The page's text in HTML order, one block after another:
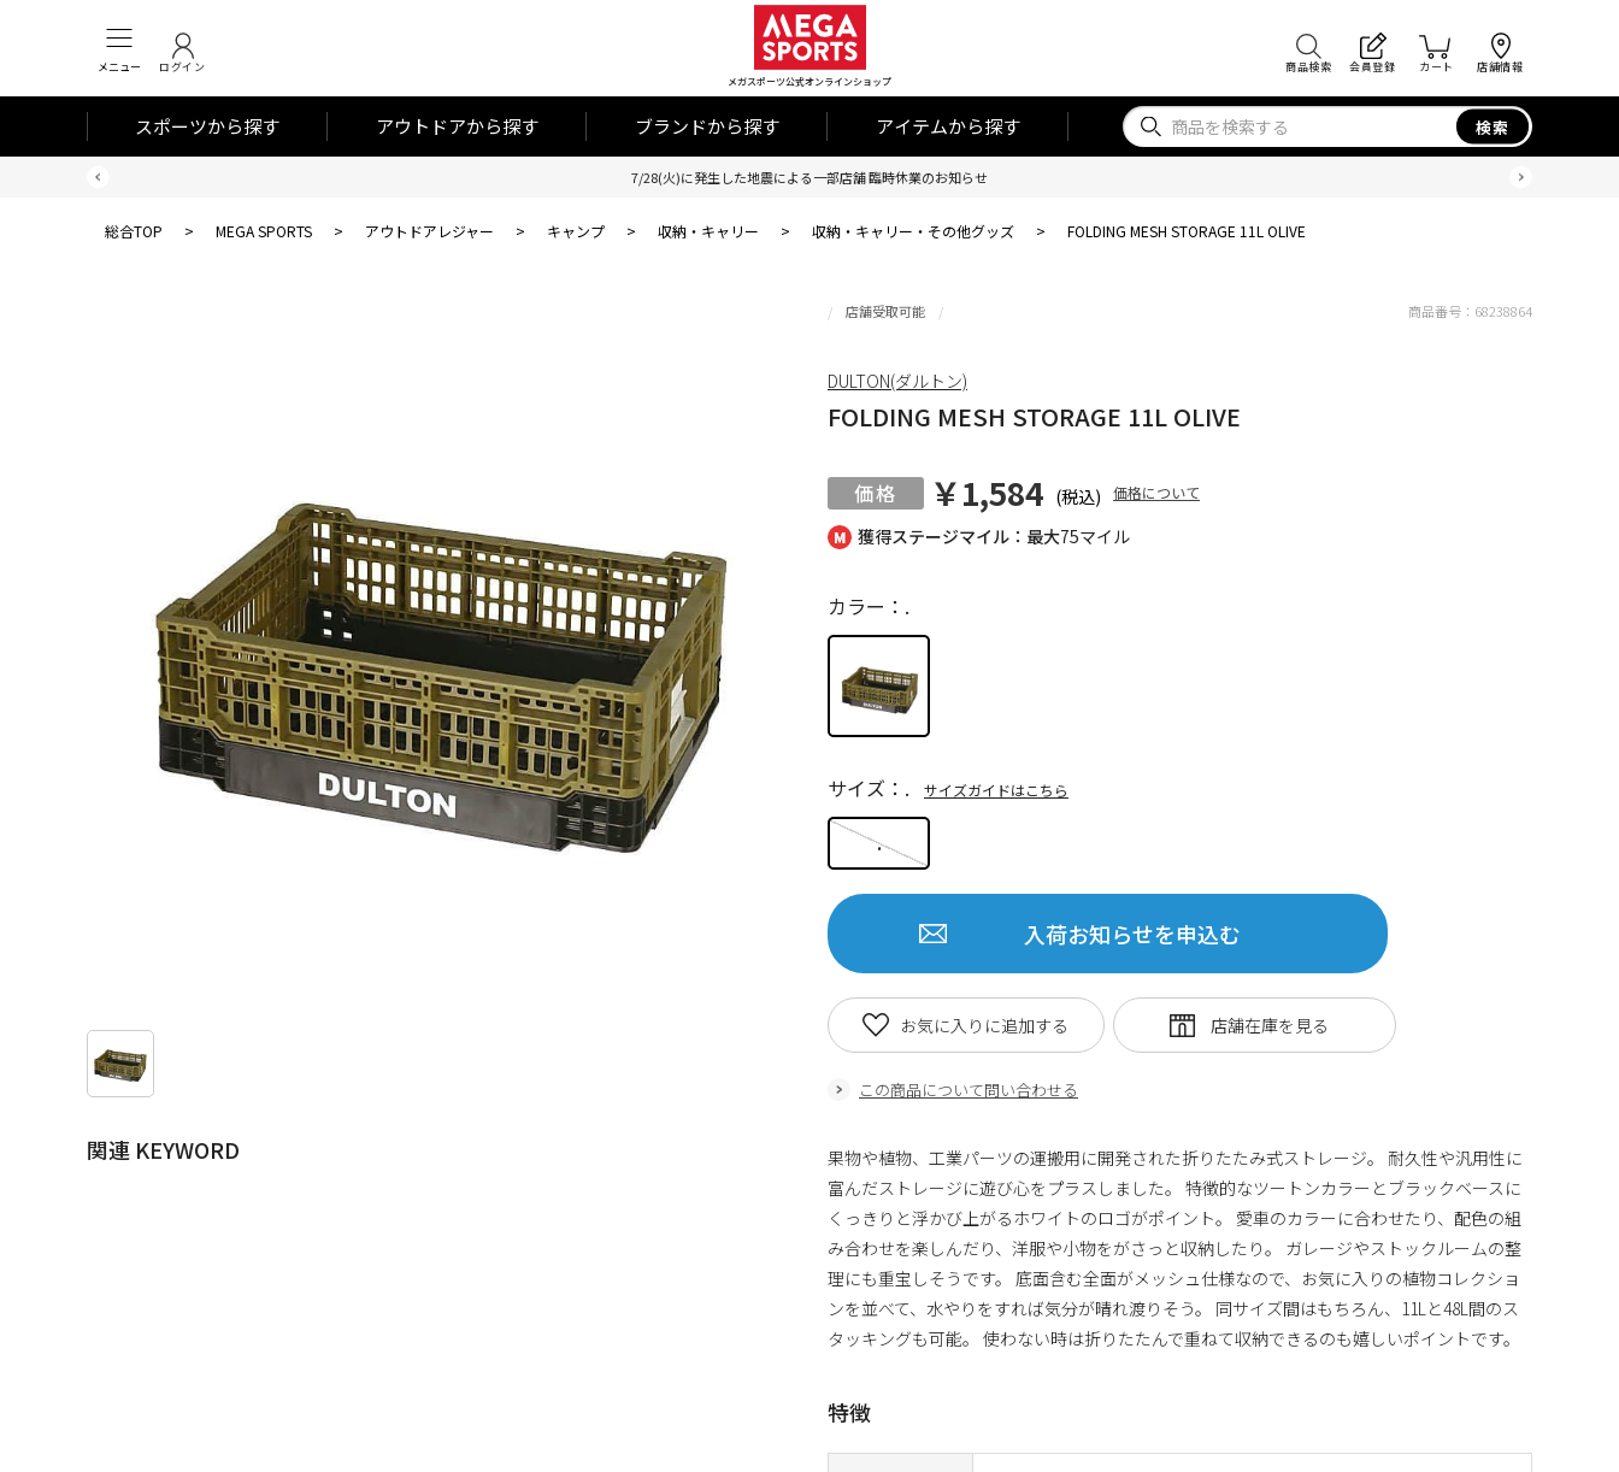
メニュー ログイン
メガスポーツ公式オンラインショップ
商品検索 会員登録 カート 店舗情報
スポーツから探す アウトドアから探す ブランドから探す アイテムから探す 検索
7/28(火)に発生した地震による一部店舗 臨時休業のお知らせ
総合TOP > MEGA SPORTS > アウトドアレジャー > キャンプ > 収納・キャリー > 収納・キャリー・その他グッズ > FOLDING MESH STORAGE 11L OLIVE
関連 KEYWORD
獲得ステージマイル：最大75マイル
店舗受取可能
FOLDING MESH STORAGE 11L OLIVE
￥1,584 (税込) 価格について
カラー：.
.
サイズ：. サイズガイドはこちら
入荷お知らせを申込む
この商品について問い合わせる
お気に入りに追加する
商品番号： 68238864
DULTON(ダルトン)
果物や植物、工業パーツの運搬用に開発された折りたたみ式ストレージ。 耐久性や汎用性に
富んだストレージに遊び心をプラスしました。 特徴的なツートンカラーとブラックベースに
くっきりと浮かび上がるホワイトのロゴがポイント。 愛車のカラーに合わせたり、配色の組
み合わせを楽しんだり、洋服や小物をがさっと収納したり。 ガレージやストックルームの整
理にも重宝しそうです。 底面含む全面がメッシュ仕様なので、お気に入りの植物コレクショ
ンを並べて、水やりをすれば気分が晴れ渡りそう。 同サイズ間はもちろん、11Lと48L間のス
タッキングも可能。 使わない時は折りたたんで重ねて収納できるのも嬉しいポイントです。
特徴